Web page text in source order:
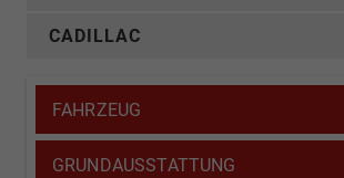
CADILLAC
FAHRZEUG
GRUNDAUSSTATTUNG